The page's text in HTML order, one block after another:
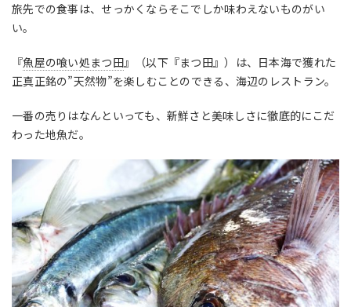
旅先での食事は、せっかくならそこでしか味わえないものがい
い。
『魚屋の喰い処まつ田』（以下『まつ田』）は、日本海で獲れた
正真正銘の”天然物”を楽しむことのできる、海辺のレストラン。
一番の売りはなんといっても、新鮮さと美味しさに徹底的にこだ
わった地魚だ。